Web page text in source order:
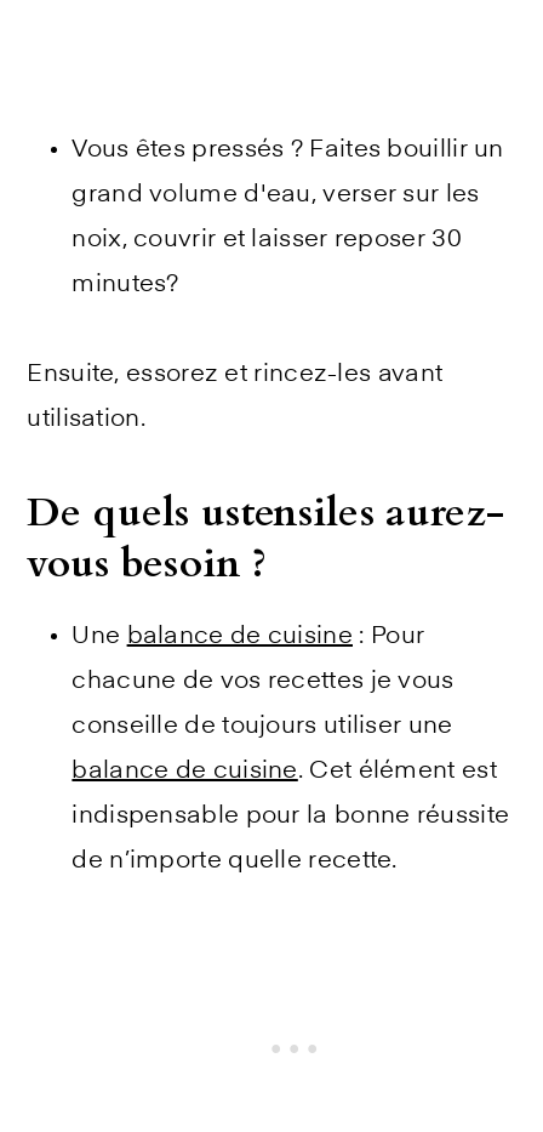
Vous êtes pressés ? Faites bouillir un
grand volume d'eau, verser sur les
noix, couvrir et laisser reposer 30
minutes?
Ensuite, essorez et rincez-les avant
utilisation.
De quels ustensiles aurez-
vous besoin ?
Une balance de cuisine : Pour
chacune de vos recettes je vous
conseille de toujours utiliser une
balance de cuisine. Cet élément est
indispensable pour la bonne réussite
de n’importe quelle recette.